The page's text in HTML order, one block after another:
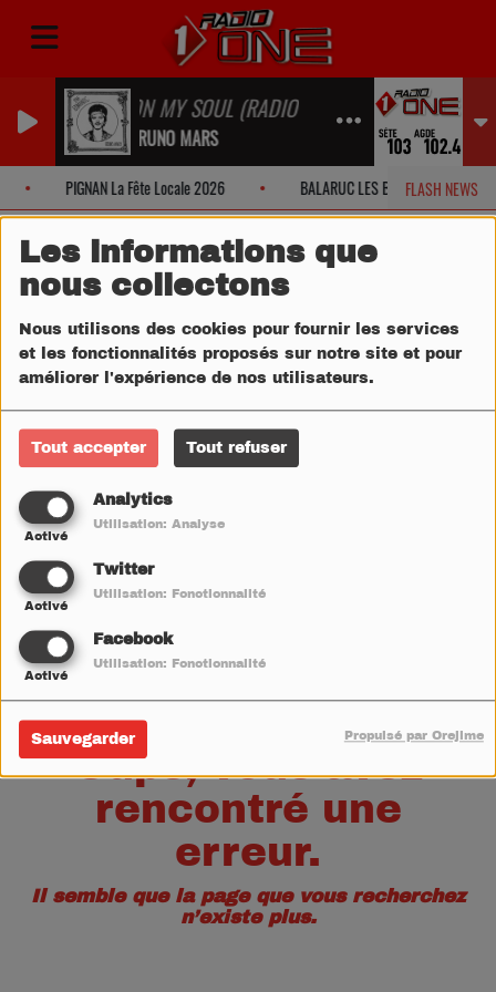
Les informations que
nous collectons
Nous utilisons des cookies pour fournir les services
et les fonctionnalités proposés sur notre site et pour
améliorer l'expérience de nos utilisateurs.
Tout accepter Tout refuser
Analytics
Activé
Utilisation: Analyse
Twitter
Activé
Utilisation: Fonctionnalité
Facebook
Activé
Utilisation: Fonctionnalité
Sauvegarder Propulsé par Orejime
ON MY SOUL (RADIO EDIT)
BRUNO MARS
FLASH NEWS
PIGNAN La Fête Locale 2026 BALARUC LES BAINS Fête Locale
Oups, vous avez
rencontré une
erreur.
Il semble que la page que vous recherchez
n’existe plus.